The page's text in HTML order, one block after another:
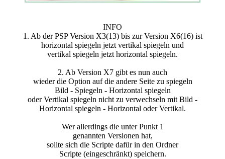
INFO
1. Ab der PSP Version X3(13) bis zur Version X6(16) ist
horizontal spiegeln jetzt vertikal spiegeln und
vertikal spiegeln jetzt horizontal spiegeln.
2. Ab Version X7 gibt es nun auch
wieder die Option auf die andere Seite zu spiegeln
Bild - Spiegeln - Horizontal spiegeln
oder Vertikal spiegeln nicht zu verwechseln mit Bild -
Horizontal spiegeln - Horizontal oder Vertikal.
Wer allerdings die unter Punkt 1
genannten Versionen hat,
sollte sich die Scripte dafür in den Ordner
Scripte (eingeschränkt) speichern.